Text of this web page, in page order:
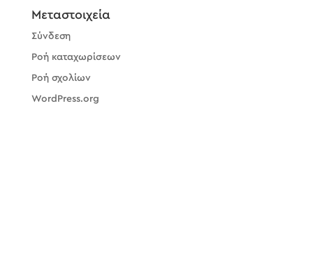
Μεταστοιχεία
Σύνδεση
Ροή καταχωρίσεων
Ροή σχολίων
WordPress.org